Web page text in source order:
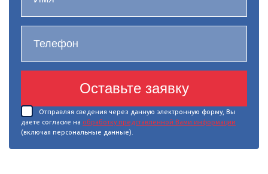
Оставьте заявку
Отправляя сведения через данную электронную форму, Вы
даете согласие на обработку представленной Вами информации
(включая персональные данные).